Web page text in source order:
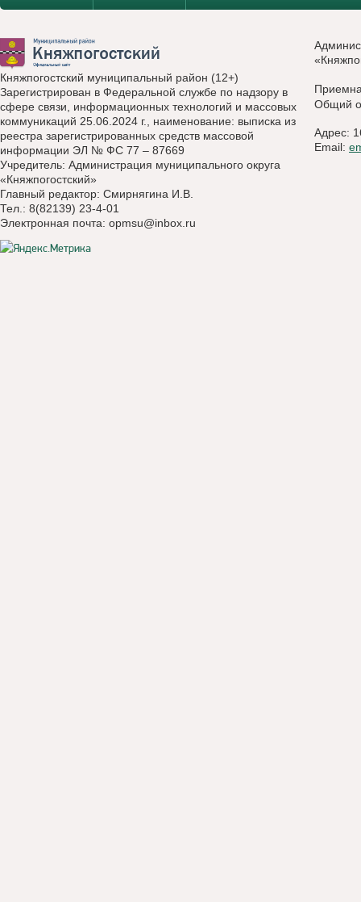
Княжпогостский муниципальный район (12+)
Зарегистрирован в Федеральной службе по надзору в
сфере связи, информационных технологий и массовых
коммуникаций 25.06.2024 г., наименование: выписка из
реестра зарегистрированных средств массовой
информации ЭЛ № ФС 77 – 87669
Учредитель: Администрация муниципального округа
«Княжпогостский»
Главный редактор: Смирнягина И.В.
Тел.: 8(82139) 23-4-01
Электронная почта: opmsu@inbox.ru
Общий
Адрес:
Email: